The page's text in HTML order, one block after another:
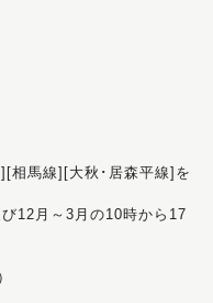
相馬線][大秋･居森平線]を
12月～3月の10時から17